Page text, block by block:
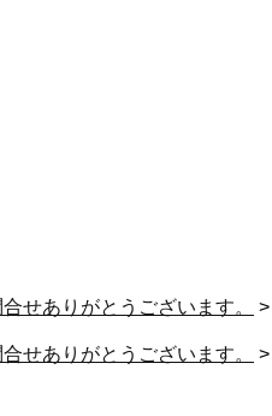
せありがとうございます。
>
せありがとうございます。
>